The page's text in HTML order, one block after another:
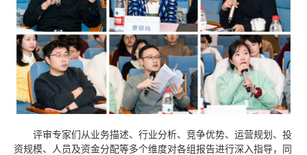
评审专家们从业务描述、行业分析、竞争优势、运营规划、投
资规模、人员及资金分配等多个维度对各组报告进行深入指导，同